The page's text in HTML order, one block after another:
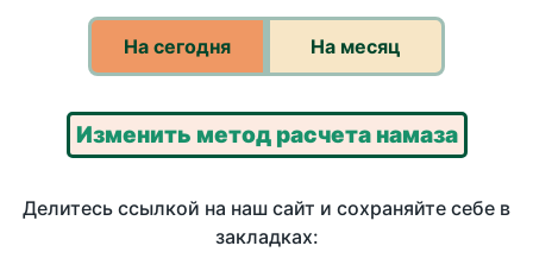
На сегодня На месяц
Изменить метод расчета намаза
Делитесь ссылкой на наш сайт и сохраняйте себе в
закладках: